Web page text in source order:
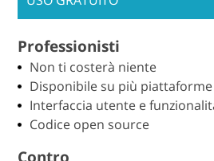
Professionisti
Non ti costerà niente
Disponibile su più piattaforme
Interfaccia utente e
Codice open source